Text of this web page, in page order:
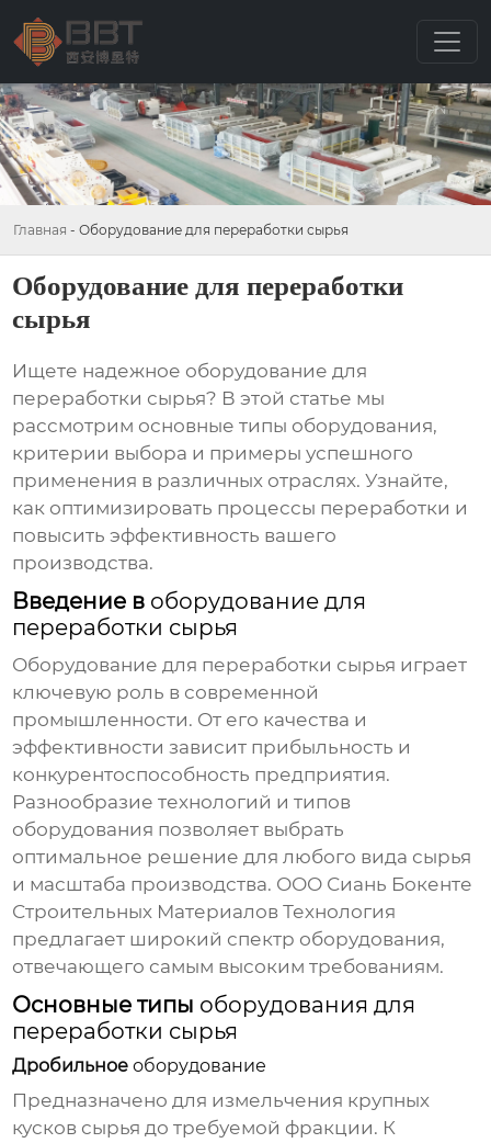
Главная - Оборудование для переработки сырья
Оборудование для переработки
сырья
Ищете надежное оборудование для
переработки сырья? В этой статье мы
рассмотрим основные типы оборудования,
критерии выбора и примеры успешного
применения в различных отраслях. Узнайте,
как оптимизировать процессы переработки и
повысить эффективность вашего
производства.
Введение в оборудование для
переработки сырья
Оборудование для переработки сырья играет
ключевую роль в современной
промышленности. От его качества и
эффективности зависит прибыльность и
конкурентоспособность предприятия.
Разнообразие технологий и типов
оборудования позволяет выбрать
оптимальное решение для любого вида сырья
и масштаба производства. ООО Сиань Бокенте
Строительных Материалов Технология
предлагает широкий спектр оборудования,
отвечающего самым высоким требованиям.
Основные типы оборудования для
переработки сырья
Дробильноеоборудование
Предназначено для измельчения крупных
кусков сырья до требуемой фракции. К